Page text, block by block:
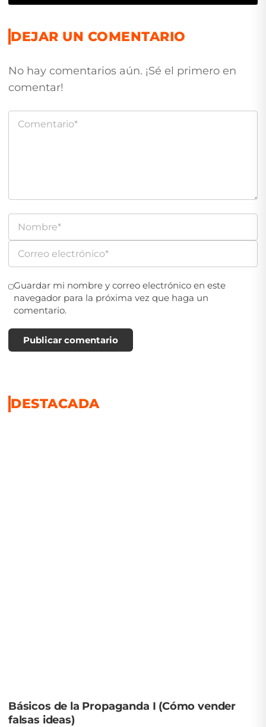
DEJAR UN COMENTARIO
No hay comentarios aún. ¡Sé el primero en
comentar!
Guardar mi nombre y correo electrónico en este
navegador para la próxima vez que haga un
comentario.
Publicar comentario
DESTACADA
Básicos de la Propaganda I (Cómo vender
falsas ideas)